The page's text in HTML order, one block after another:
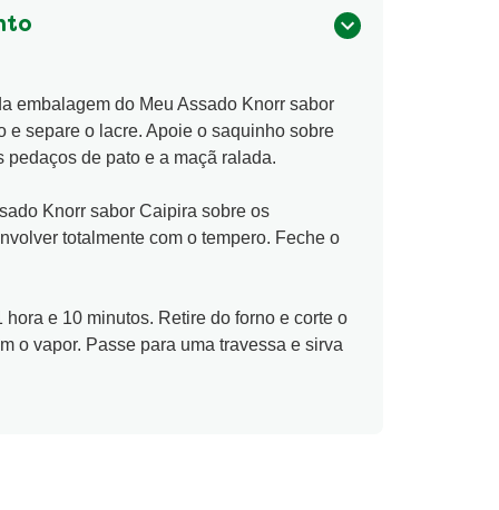
embalagem do Meu Assado Knorr sabor
e separe o lacre. Apoie o saquinho sobre
pedaços de pato e a maçã ralada.
Knorr sabor Caipira sobre os
totalmente com o tempero. Feche o
hora e 10 minutos. Retire do forno e corte o
o vapor. Passe para uma travessa e sirva